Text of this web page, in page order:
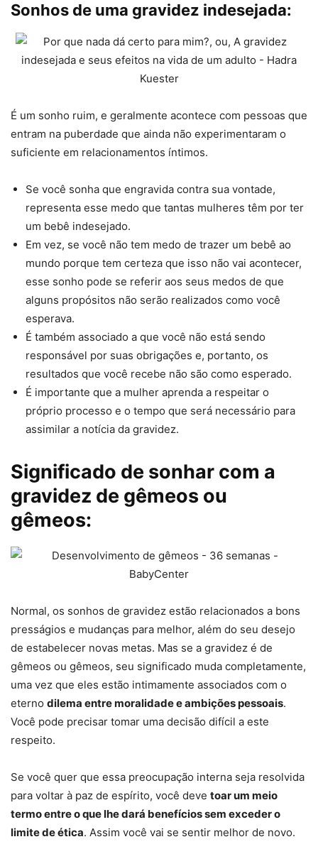
Sonhos de uma gravidez indesejada:
É um sonho ruim, e geralmente acontece com pessoas que
entram na puberdade que ainda não experimentaram o
suficiente em relacionamentos íntimos.
Se você sonha que engravida contra sua vontade,
representa esse medo que tantas mulheres têm por ter
um bebê indesejado.
Em vez, se você não tem medo de trazer um bebê ao
mundo porque tem certeza que isso não vai acontecer,
esse sonho pode se referir aos seus medos de que
alguns propósitos não serão realizados como você
esperava.
É também associado a que você não está sendo
responsável por suas obrigações e, portanto, os
resultados que você recebe não são como esperado.
É importante que a mulher aprenda a respeitar o
próprio processo e o tempo que será necessário para
assimilar a notícia da gravidez.
Significado de sonhar com a
gravidez de gêmeos ou
gêmeos:
Normal, os sonhos de gravidez estão relacionados a bons
presságios e mudanças para melhor, além do seu desejo
de estabelecer novas metas. Mas se a gravidez é de
gêmeos ou gêmeos, seu significado muda completamente,
uma vez que eles estão intimamente associados com o
eterno dilema entre moralidade e ambições pessoais.
Você pode precisar tomar uma decisão difícil a este
respeito.
Se você quer que essa preocupação interna seja resolvida
para voltar à paz de espírito, você deve toar um meio
termo entre o que lhe dará benefícios sem exceder o
limite de ética. Assim você vai se sentir melhor de novo.